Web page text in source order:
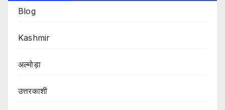
Blog
Kashmir
अल्मोड़ा
उत्तरकाशी